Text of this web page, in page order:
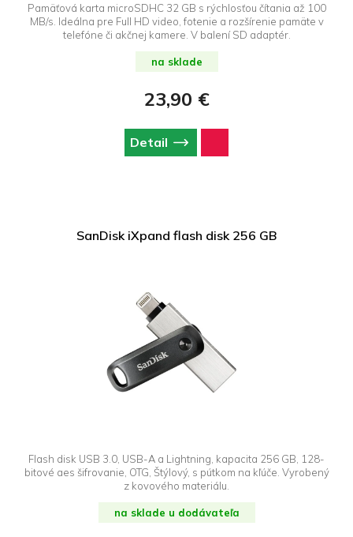
Pamäťová karta microSDHC 32 GB s rýchlosťou čítania až 100
MB/s. Ideálna pre Full HD video, fotenie a rozšírenie pamäte v
telefóne či akčnej kamere. V balení SD adaptér.
na sklade
23,90 €
Detail
SanDisk iXpand flash disk 256 GB
Flash disk USB 3.0, USB-A a Lightning, kapacita 256 GB, 128-
bitové aes šifrovanie, OTG, Štýlový, s pútkom na kľúče. Vyrobený
z kovového materiálu.
na sklade u dodávateľa